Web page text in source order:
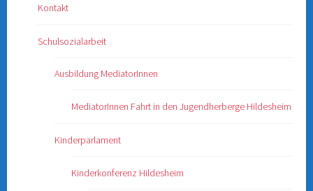
Kontakt
Schulsozialarbeit
Ausbildung MediatorInnen
MediatorInnen Fahrt in den Jugendherberge Hildesheim
Kinderparlament
Kinderkonferenz Hildesheim